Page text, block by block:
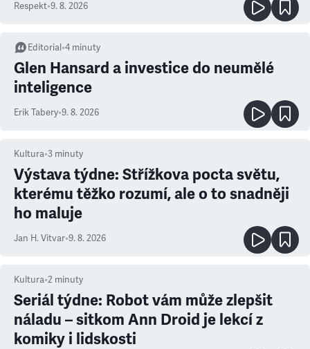
Respekt•9. 8. 2026
Editorial •4 minuty
Glen Hansard a investice do neumělé
inteligence
Erik Tabery•9. 8. 2026
Kultura•3 minuty
Výstava týdne: Střížkova pocta světu,
kterému těžko rozumí, ale o to snadněji
ho maluje
Jan H. Vitvar•9. 8. 2026
Kultura•2 minuty
Seriál týdne: Robot vám může zlepšit
náladu – sitkom Ann Droid je lekcí z
komiky i lidskosti